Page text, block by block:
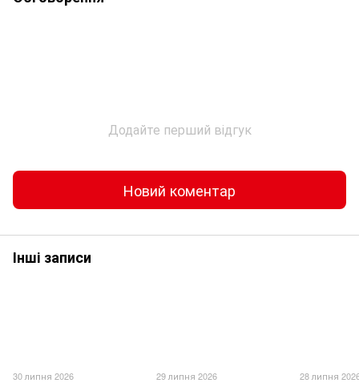
Додайте перший відгук
Новий коментар
Інші записи
30 липня 2026 29 липня 2026 28 липня